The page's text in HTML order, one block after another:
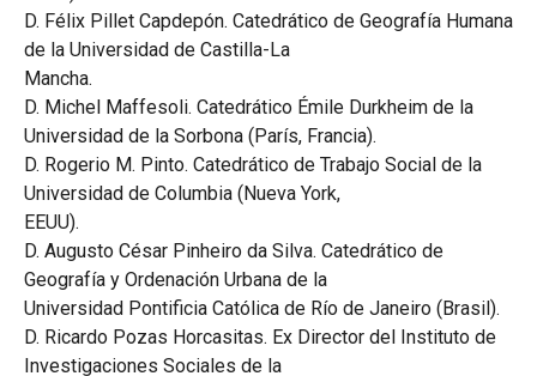
D. Félix Pillet Capdepón. Catedrático de Geografía Humana
de la Universidad de Castilla-La
Mancha.
D. Michel Maffesoli. Catedrático Émile Durkheim de la
Universidad de la Sorbona (París, Francia).
D. Rogerio M. Pinto. Catedrático de Trabajo Social de la
Universidad de Columbia (Nueva York,
EEUU).
D. Augusto César Pinheiro da Silva. Catedrático de
Geografía y Ordenación Urbana de la
Universidad Pontificia Católica de Río de Janeiro (Brasil).
D. Ricardo Pozas Horcasitas. Ex Director del Instituto de
Investigaciones Sociales de la